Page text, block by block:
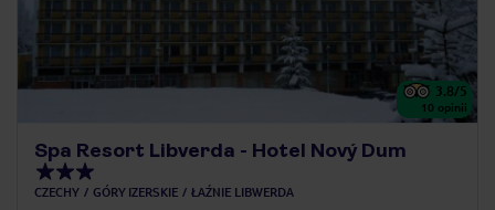
3.8/5
10 opinii
Spa Resort Libverda - Hotel Nový Dum
CZECHY GÓRY IZERSKIE ŁAŹNIE LIBWERDA